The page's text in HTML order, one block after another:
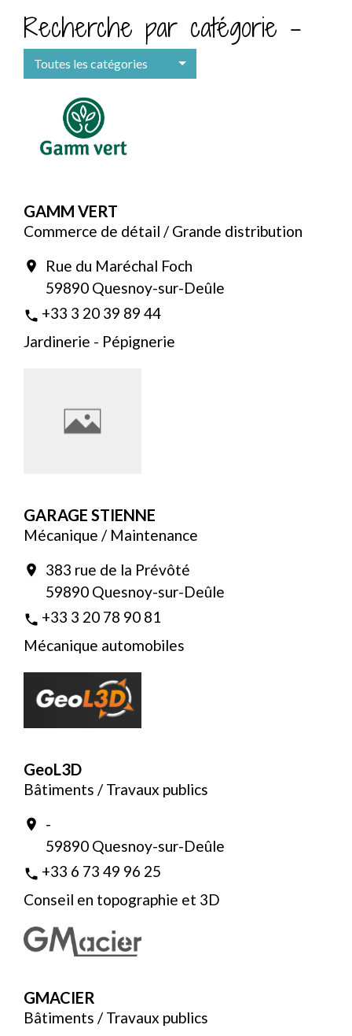
Recherche par catégorie -
Toutes les catégories
GAMM VERT
Commerce de détail / Grande distribution
location_on
Rue du Maréchal Foch
59890 Quesnoy-sur-Deûle
phone +33 3 20 39 89 44
Jardinerie - Pépignerie
GARAGE STIENNE
Mécanique / Maintenance
location_on
383 rue de la Prévôté
59890 Quesnoy-sur-Deûle
phone +33 3 20 78 90 81
Mécanique automobiles
GeoL3D
Bâtiments / Travaux publics
location_on
-
59890 Quesnoy-sur-Deûle
phone +33 6 73 49 96 25
Conseil en topographie et 3D
GMACIER
Bâtiments / Travaux publics